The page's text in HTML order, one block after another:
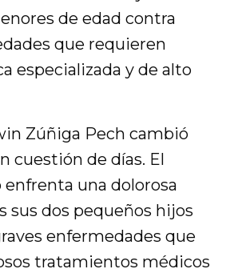
de edad contra
que requieren
especializada y de alto
Zúñiga Pech cambió
cuestión de días. El
una dolorosa
sus dos pequeños hijos
enfermedades que
tratamientos médicos